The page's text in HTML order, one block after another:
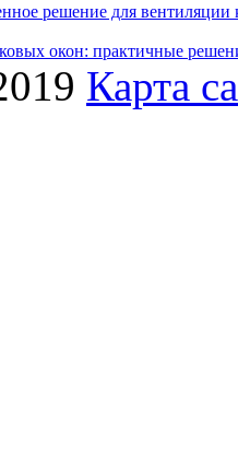
решение для вентиляции
окон: практичные
Карта